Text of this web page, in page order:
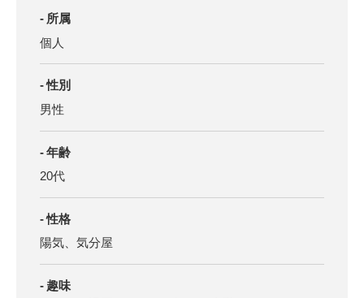
所属
個人
性別
男性
年齢
20代
性格
陽気、気分屋
趣味